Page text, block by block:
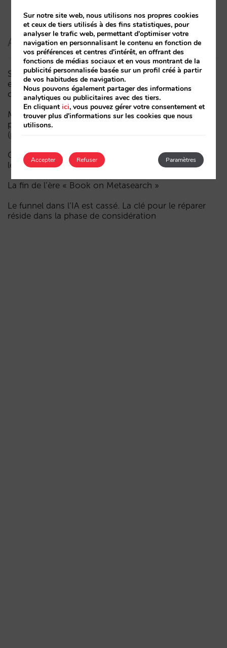
Articles récents
Sarai intègre le multi-room : réservations complexes
et demande à forte valeur, désormais aussi en
conversation
Moins de campagnes, plus d’intelligence : manuel IA
pour actualiser le marketing digital de votre hôtel
(partie 1)
Comment un hôtel apparaît dans les assistants d’IA :
les trois couches de visibilité
La fin de l’ère « Book on Metasearch »
Le funnel dans l’IA est cassé. La clé pour le réparer
réside dans la phase de considération
Sur notre site web, nous utilisons nos propres cookies
et ceux de tiers utilisés à des fins statistiques, pour
analyser le trafic web, permettant d'optimiser votre
navigation en personnalisant le contenu en fonction de
vos préférences et centres d'intérêt, en offrant des
fonctions de médias sociaux et en vous montrant de la
publicité personnalisée basée sur un profil créé à partir
de vos habitudes de navigation.
Nous pouvons également partager des informations
analytiques ou publicitaires avec des tiers.
En cliquantici, vous pouvez gérer votre consentement et
trouver plus d'informations sur les cookies que nous
utilisons.
Accepter Paramètres
Refuser